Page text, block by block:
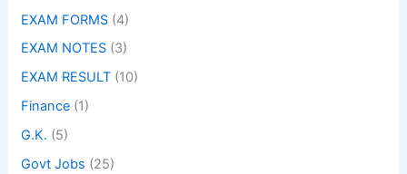
EXAM FORMS (4)
EXAM NOTES (3)
EXAM RESULT (10)
Finance (1)
G.K. (5)
Govt Jobs (25)